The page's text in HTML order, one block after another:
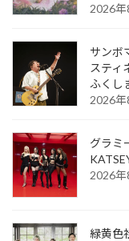
2026年
サンボ
スティ
ふくし
2026年
グラミ
2026年
緑黄色